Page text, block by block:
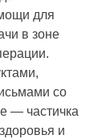
для
в зоне
со
— частичка
и